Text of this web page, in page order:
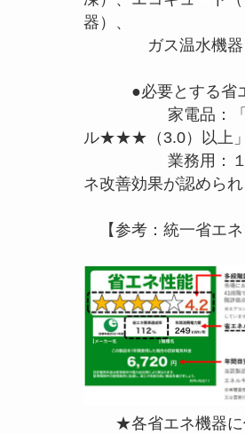
器）、
ガス温水機器、
●必要とする省
家電品：「省
ル★★★（3.0）以上
業務用：１５
ネ改善効果が認められ
【参考：統一省エネ
★各省エネ機器に